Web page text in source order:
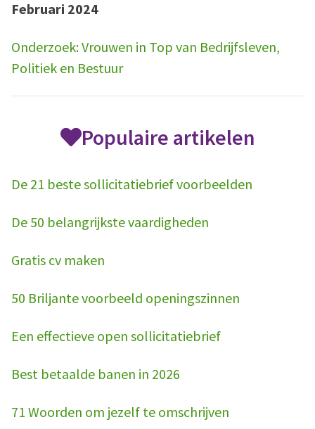
Februari 2024
Onderzoek: Vrouwen in Top van Bedrijfsleven,
Politiek en Bestuur
Populaire artikelen
De 21 beste sollicitatiebrief voorbeelden
De 50 belangrijkste vaardigheden
Gratis cv maken
50 Briljante voorbeeld openingszinnen
Een effectieve open sollicitatiebrief
Best betaalde banen in 2026
71 Woorden om jezelf te omschrijven